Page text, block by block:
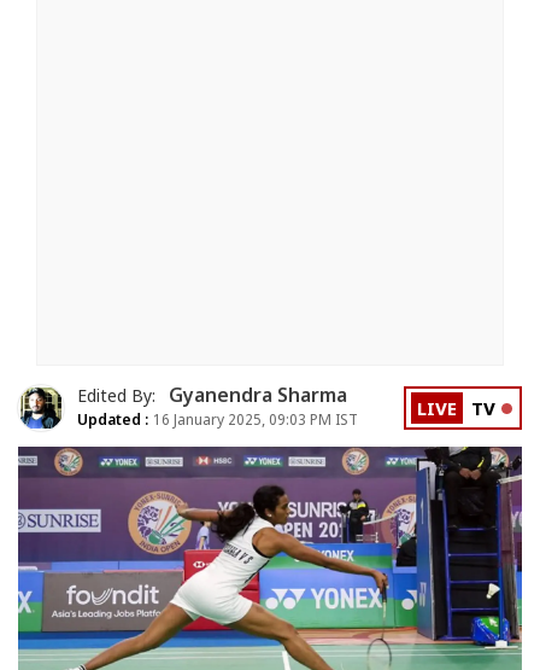
Edited By: Gyanendra Sharma
Updated : 16 January 2025, 09:03 PM IST LIVE TV